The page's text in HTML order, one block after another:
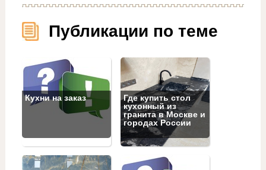
Публикации по теме
Кухни на заказ
Где купить стол
кухонный из
гранита в Москве и
городах России